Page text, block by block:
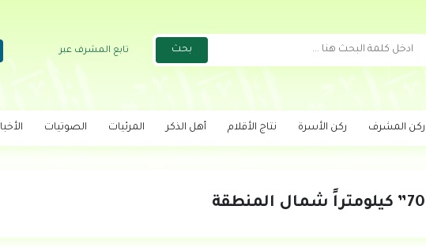
تابع المشرف عبر
ركن المشرف ركن الأسرة نتاج الأقلام أهل الذكر المرئيات الصوتيات